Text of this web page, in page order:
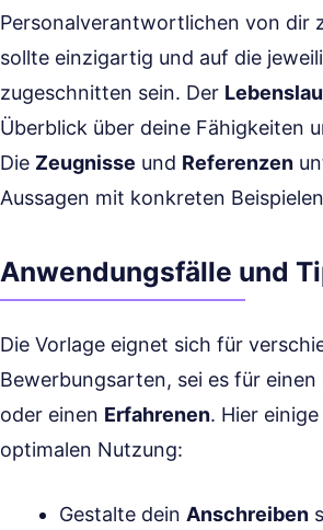
Personalverantwortlichen von dir
sollte einzigartig und auf die
zugeschnitten sein. Der
Überblick über deine Fähigkeiten
Die Zeugnisse und Referenzen
Aussagen mit konkreten
Anwendungsfälle und
Die Vorlage eignet sich für
Bewerbungsarten, sei es für einen
oder einen Erfahrenen. Hier
optimalen Nutzung:
Gestalte dein Anschreiben